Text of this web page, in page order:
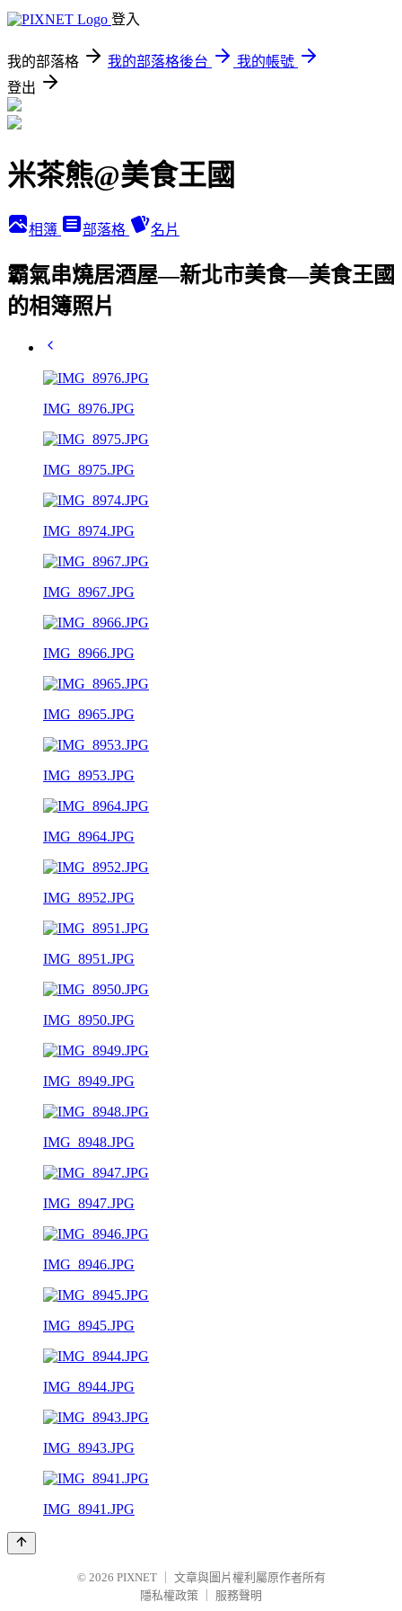
登入
我的部落格 我的部落格後台
我的帳號
登出
米茶熊@美食王國
相簿 部落格 名片
霸氣串燒居酒屋—新北市美食—美食王國
的相簿照片
IMG_8976.JPG
IMG_8975.JPG
IMG_8974.JPG
IMG_8967.JPG
IMG_8966.JPG
IMG_8965.JPG
IMG_8953.JPG
IMG_8964.JPG
IMG_8952.JPG
IMG_8951.JPG
IMG_8950.JPG
IMG_8949.JPG
IMG_8948.JPG
IMG_8947.JPG
IMG_8946.JPG
IMG_8945.JPG
IMG_8944.JPG
IMG_8943.JPG
IMG_8941.JPG
© 2026 PIXNET
文章與圖片權利屬原作者所有
隱私權政策
服務聲明